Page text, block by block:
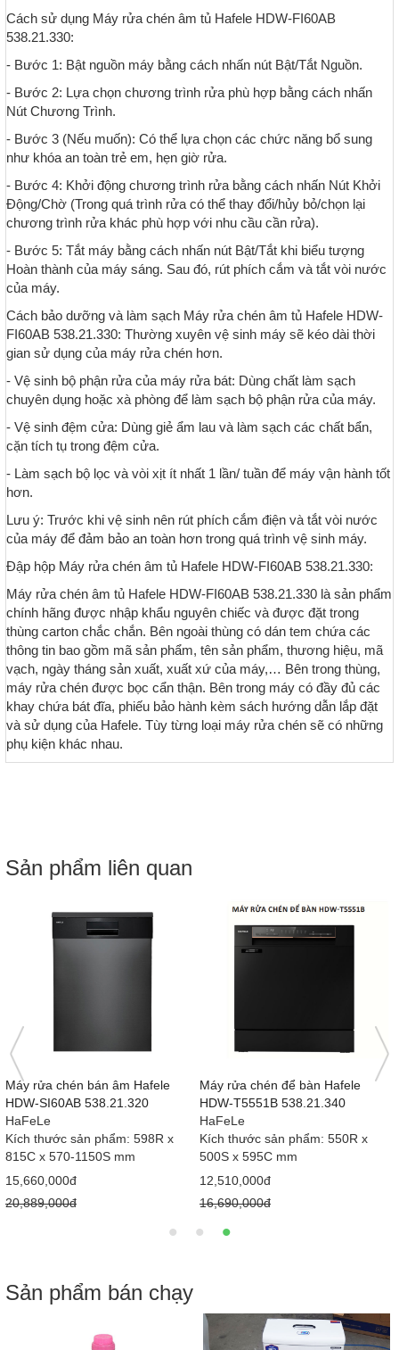
Cách sử dụng Máy rửa chén âm tủ Hafele HDW-FI60AB
538.21.330:
- Bước 1: Bật nguồn máy bằng cách nhấn nút Bật/Tắt Nguồn.
- Bước 2: Lựa chọn chương trình rửa phù hợp bằng cách nhấn
Nút Chương Trình.
- Bước 3 (Nếu muốn): Có thể lựa chọn các chức năng bổ sung
như khóa an toàn trẻ em, hẹn giờ rửa.
- Bước 4: Khởi động chương trình rửa bằng cách nhấn Nút Khởi
Động/Chờ (Trong quá trình rửa có thể thay đổi/hủy bỏ/chọn lại
chương trình rửa khác phù hợp với nhu cầu cần rửa).
- Bước 5: Tắt máy bằng cách nhấn nút Bật/Tắt khi biểu tượng
Hoàn thành của máy sáng. Sau đó, rút phích cắm và tắt vòi nước
của máy.
Cách bảo dưỡng và làm sạch Máy rửa chén âm tủ Hafele HDW-
FI60AB 538.21.330: Thường xuyên vệ sinh máy sẽ kéo dài thời
gian sử dụng của máy rửa chén hơn.
- Vệ sinh bộ phận rửa của máy rửa bát: Dùng chất làm sạch
chuyên dụng hoặc xà phòng để làm sạch bộ phận rửa của máy.
- Vệ sinh đệm cửa: Dùng giẻ ẩm lau và làm sạch các chất bẩn,
cặn tích tụ trong đệm cửa.
- Làm sạch bộ lọc và vòi xịt ít nhất 1 lần/ tuần để máy vận hành tốt
hơn.
Lưu ý: Trước khi vệ sinh nên rút phích cắm điện và tắt vòi nước
của máy để đảm bảo an toàn hơn trong quá trình vệ sinh máy.
Đập hộp Máy rửa chén âm tủ Hafele HDW-FI60AB 538.21.330:
Máy rửa chén âm tủ Hafele HDW-FI60AB 538.21.330 là sản phẩm
chính hãng được nhập khẩu nguyên chiếc và được đặt trong
thùng carton chắc chắn. Bên ngoài thùng có dán tem chứa các
thông tin bao gồm mã sản phẩm, tên sản phẩm, thương hiệu, mã
vạch, ngày tháng sản xuất, xuất xứ của máy,… Bên trong thùng,
máy rửa chén được bọc cẩn thận. Bên trong máy có đầy đủ các
khay chứa bát đĩa, phiếu bảo hành kèm sách hướng dẫn lắp đặt
và sử dụng của Hafele. Tùy từng loại máy rửa chén sẽ có những
phụ kiện khác nhau.
Sản phẩm liên quan
Máy rửa chén bán âm Hafele
HDW-SI60AB 538.21.320
HaFeLe
Kích thước sản phẩm: 598R x
815C x 570-1150S mm
15,660,000đ
20,889,000đ
Máy rửa chén để bàn Hafele
HDW-T5551B 538.21.340
HaFeLe
Kích thước sản phẩm: 550R x
500S x 595C mm
12,510,000đ
16,690,000đ
Sản phẩm bán chạy